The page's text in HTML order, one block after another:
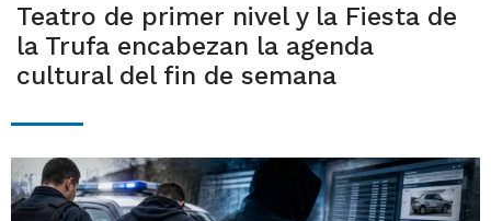
Teatro de primer nivel y la Fiesta de
la Trufa encabezan la agenda
cultural del fin de semana